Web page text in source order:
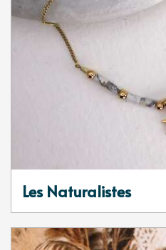
Les Naturalistes